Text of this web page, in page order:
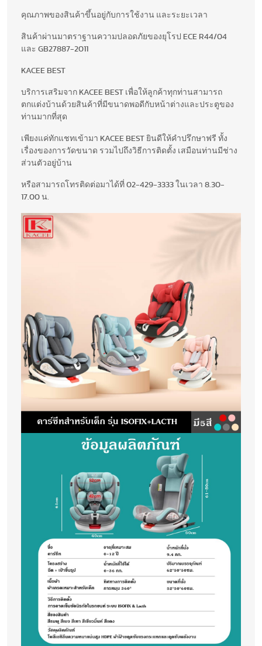
คุณภาพของสินค้าขึ้นอยู่กับการใช้งาน และระยะเวลา
สินค้าผ่านมาตราฐานความปลอดภัยของยุโรป ECE R44/04
และ GB27887-2011
KACEE BEST
บริการเสริมจาก KACEE BEST เพื่อให้ลูกค้าทุกท่านสามารถ
ตกแต่งบ้านด้วยสินค้าที่มีขนาดพอดีกับหน้าต่างและประตูของ
ท่านมากที่สุด
เพียงแค่ทักแชทเข้ามา KACEE BEST ยินดีให้คำปรึกษาฟรี ทั้ง
เรื่องของการวัดขนาด รวมไปถึงวิธีการติดตั้ง เสมือนท่านมีช่าง
ส่วนตัวอยู่บ้าน
หรือสามารถโทรติดต่อมาได้ที่ 02-429-3333 ในเวลา 8.30-
17.00 น.